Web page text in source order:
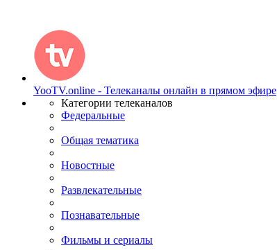
YooTV.online - Телеканалы онлайн в прямом эфире
Категории телеканалов
Федеральные
Общая тематика
Новостные
Развлекательные
Познавательные
Фильмы и сериалы